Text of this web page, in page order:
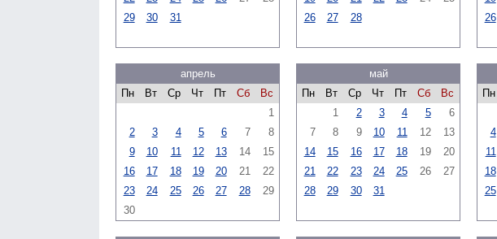
29
30 31
26
27 28
26
апрель
Пн
Вт Ср Чт Пт Сб
Вс
1
2
3 4 5 6 7
8
9
10 11 12 13 14
15
16
17 18 19 20 21
22
23
24 25 26 27 28
29
30
май
Пн
Вт Ср Чт Пт Сб
Вс
1
2 3 4 5
6
7
8 9 10 11 12
13
14
15 16 17 18 19
20
21
22 23 24 25 26
27
28
29 30 31
Пн
4
11
18
25